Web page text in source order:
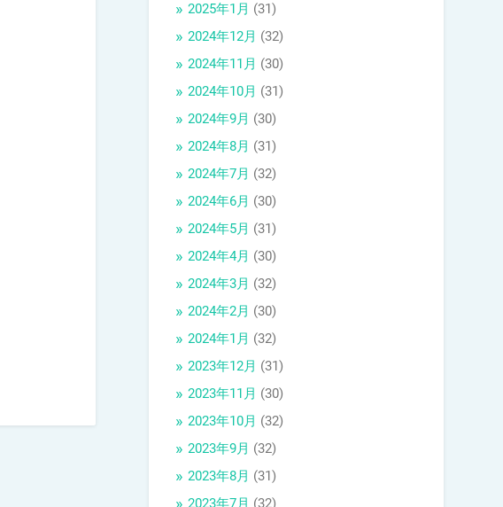
2025年1月 (31)
2024年12月 (32)
2024年11月 (30)
2024年10月 (31)
2024年9月 (30)
2024年8月 (31)
2024年7月 (32)
2024年6月 (30)
2024年5月 (31)
2024年4月 (30)
2024年3月 (32)
2024年2月 (30)
2024年1月 (32)
2023年12月 (31)
2023年11月 (30)
2023年10月 (32)
2023年9月 (32)
2023年8月 (31)
2023年7月 (32)